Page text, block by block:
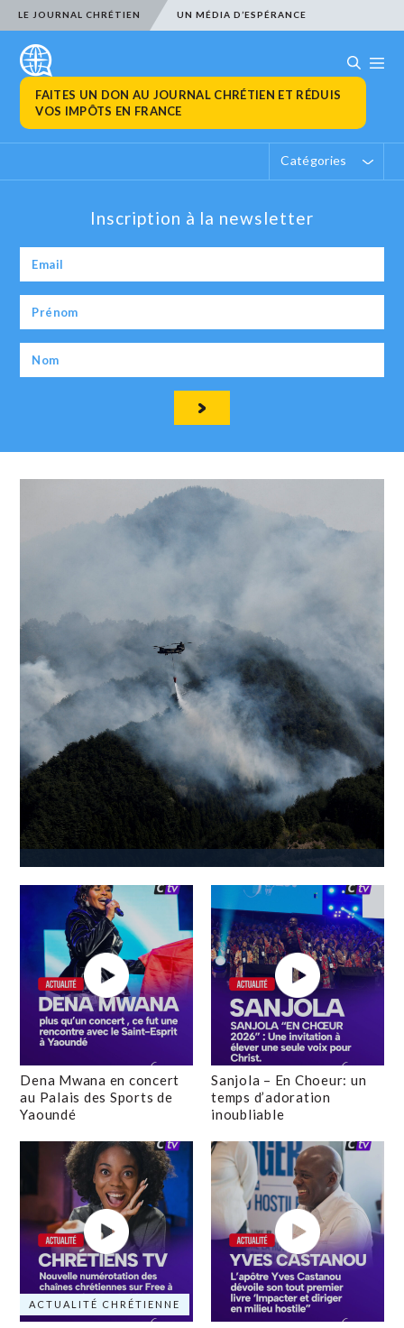
LE JOURNAL CHRÉTIEN UN MÉDIA D’ESPÉRANCE
FAITES UN DON AU JOURNAL CHRÉTIEN ET RÉDUIS
VOS IMPÔTS EN FRANCE
Catégories
Inscription à la newsletter
Dena Mwana en concert
au Palais des Sports de
Yaoundé
Sanjola – En Choeur: un
temps d’adoration
inoubliable
ACTUALITÉ CHRÉTIENNE